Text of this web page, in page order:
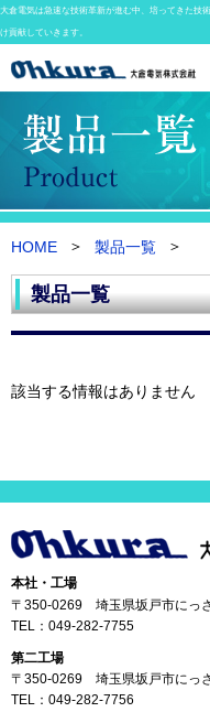
大倉電気は急速な技術革新が進む中、培ってきた技
け貢献していきます。
HOME 製品一覧
製品一覧
該当する情報はありません
本社・工場
〒350-0269 埼玉県坂戸市にっ
TEL： 049-282-7755
第二工場
〒350-0269 埼玉県坂戸市にっ
TEL： 049-282-7756